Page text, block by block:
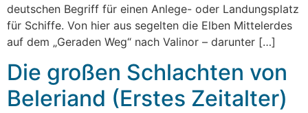
deutschen Begriff für einen Anlege- oder Landungsplatz
für Schiffe. Von hier aus segelten die Elben Mittelerdes
auf dem „Geraden Weg“ nach Valinor – darunter […]
Die großen Schlachten von
Beleriand (Erstes Zeitalter)